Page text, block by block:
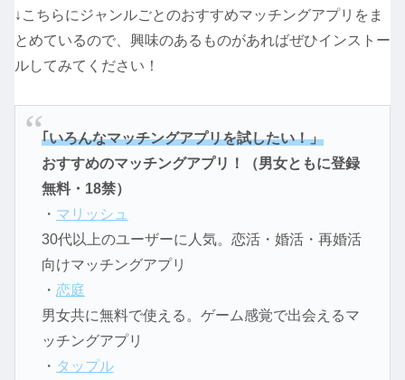
↓こちらにジャンルごとのおすすめマッチングアプリをま
とめているので、興味のあるものがあればぜひインストー
ルしてみてください！
｢いろんなマッチングアプリを試したい！」
おすすめのマッチングアプリ！（男女ともに登録
無料・18禁）
・ マリッシュ
30代以上のユーザーに人気。恋活・婚活・再婚活
向けマッチングアプリ
・ 恋庭
男女共に無料で使える。ゲーム感覚で出会えるマ
ッチングアプリ
・ タップル